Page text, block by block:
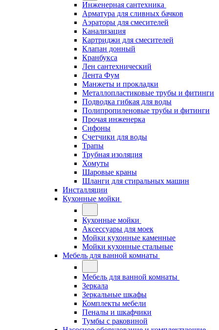
Инженерная сантехника
Арматура для сливных бачков
Аэраторы для смесителей
Канализация
Картриджи для смесителей
Клапан донный
Кранбукса
Лен сантехнический
Лента Фум
Манжеты и прокладки
Металлопластиковые трубы и фитинги
Подводка гибкая для воды
Полипропиленовые трубы и фитинги
Прочая инженерка
Сифоны
Счетчики для воды
Трапы
Трубная изоляция
Хомуты
Шаровые краны
Шланги для стиральных машин
Инсталляции
Кухонные мойки
Кухонные мойки
Аксессуары для моек
Мойки кухонные каменные
Мойки кухонные стальные
Мебель для ванной комнаты
Мебель для ванной комнаты
Зеркала
Зеркальные шкафы
Комплекты мебели
Пеналы и шкафчики
Тумбы с раковиной